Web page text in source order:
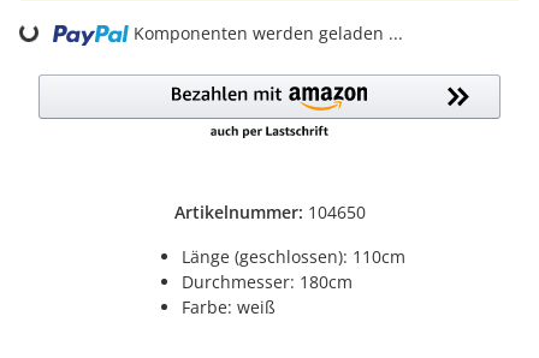
Artikelnummer: 104650
Länge (geschlossen): 110cm
Durchmesser: 180cm
Farbe: weiß
Loading... Komponenten werden geladen ...